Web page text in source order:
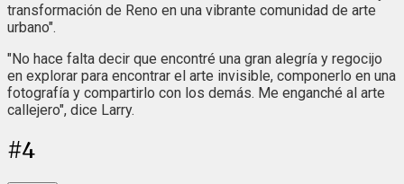
transformación de Reno en una vibrante comunidad de arte
urbano".
"No hace falta decir que encontré una gran alegría y regocijo
en explorar para encontrar el arte invisible, componerlo en una
fotografía y compartirlo con los demás. Me enganché al arte
callejero", dice Larry.
#4